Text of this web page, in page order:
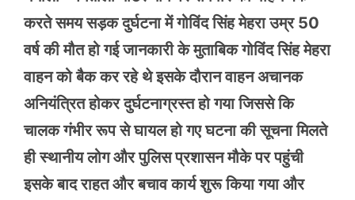
करते समय सड़क दुर्घटना में गोविंद सिंह मेहरा उम्र 50
वर्ष की मौत हो गई जानकारी के मुताबिक गोविंद सिंह मेहरा
वाहन को बैक कर रहे थे इसके दौरान वाहन अचानक
अनियंत्रित होकर दुर्घटनाग्रस्त हो गया जिससे कि
चालक गंभीर रूप से घायल हो गए घटना की सूचना मिलते
ही स्थानीय लोग और पुलिस प्रशासन मौके पर पहुंची
इसके बाद राहत और बचाव कार्य शुरू किया गया और